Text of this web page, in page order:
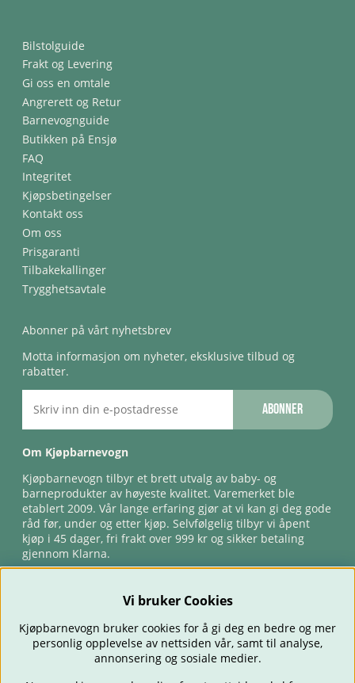
Bilstolguide
Frakt og Levering
Gi oss en omtale
Angrerett og Retur
Barnevognguide
Butikken på Ensjø
FAQ
Integritet
Kjøpsbetingelser
Kontakt oss
Om oss
Prisgaranti
Tilbakekallinger
Trygghetsavtale
Abonner på vårt nyhetsbrev
Motta informasjon om nyheter, eksklusive tilbud og
rabatter.
Abonner
Om Kjøpbarnevogn
Kjøpbarnevogn tilbyr et brett utvalg av baby- og
barneprodukter av høyeste kvalitet. Varemerket ble
etablert 2009. Vår lange erfaring gjør at vi kan gi deg gode
råd før, under og etter kjøp. Selvfølgelig tilbyr vi åpent
kjøp i 45 dager, fri frakt over 999 kr og sikker betaling
gjennom Klarna.
Vi bruker Cookies
Kjøpbarnevogn bruker cookies for å gi deg en bedre og mer
personlig opplevelse av nettsiden vår, samt til analyse,
annonsering og sosiale medier.